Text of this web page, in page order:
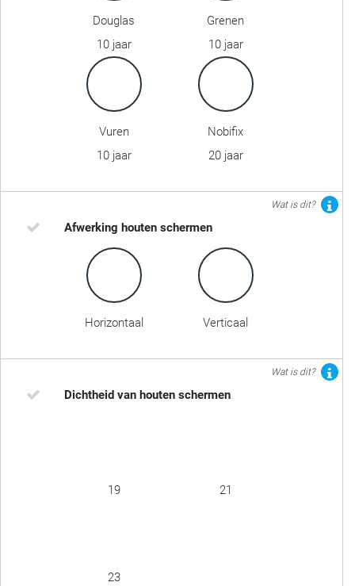
Douglas
10 jaar
Grenen
10 jaar
Vuren
10 jaar
Nobifix
20 jaar
Wat is dit?
Afwerking houten schermen
Horizontaal Verticaal
Wat is dit?
Dichtheid van houten schermen
19 21
23